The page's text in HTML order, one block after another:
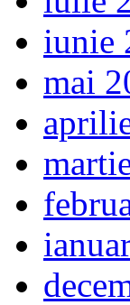
iunie
mai